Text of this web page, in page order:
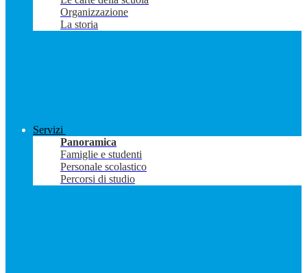
Organizzazione
La storia
Servizi
Panoramica
Famiglie e studenti
Personale scolastico
Percorsi di studio